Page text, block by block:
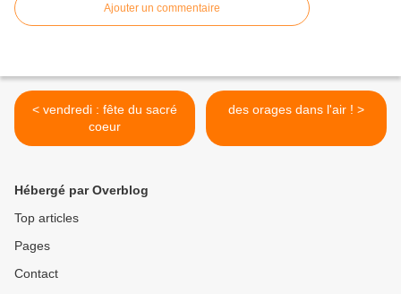
Ajouter un commentaire
< vendredi : fête du sacré
coeur
des orages dans l'air ! >
Hébergé par Overblog
Top articles
Pages
Contact